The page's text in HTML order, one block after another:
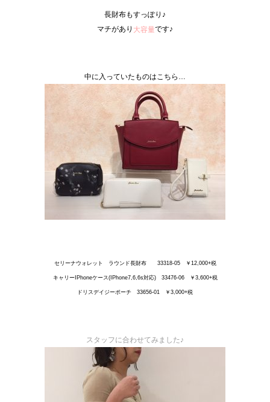
長財布もすっぽり♪
マチがあり 大容量です♪
中に入っていたものはこちら…
セリーナウォレット ラウンド長財布 33318-05 ￥12,000+税
キャリーIPhoneケース(IPhone7,6,6s対応) 33476-06 ￥3,600+税
ドリスデイジーポーチ 33656-01 ￥3,000+税
スタッフに合わせてみました♪